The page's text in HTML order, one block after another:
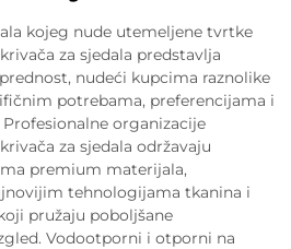
kojeg nude utemeljene tvrtke
za sjedala predstavlja
nudeći kupcima raznolike
potrebama, preferencijama i
organizacije
za sjedala održavaju
premium materijala,
tehnologijama tkanina i
pružaju poboljšane
Vodootporni i otporni na